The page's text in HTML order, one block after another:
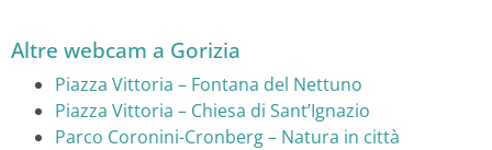
Altre webcam a Gorizia
Piazza Vittoria – Fontana del Nettuno
Piazza Vittoria – Chiesa di Sant’Ignazio
Parco Coronini-Cronberg – Natura in città